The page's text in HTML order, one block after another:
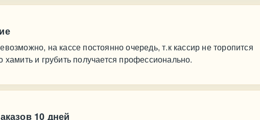
на кассе постоянно очередь, т.к кассир не торопится
хамить и грубить получается профессионально.
10 дней